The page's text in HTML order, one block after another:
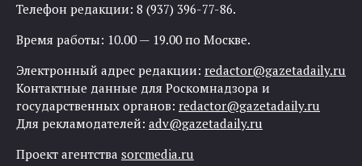
Телефон редакции: 8 (937) 396-77-86.
Время работы: 10.00 — 19.00 по Москве.
Электронный адрес редакции: redactor@gazetadaily.ru
Контактные данные для Роскомнадзора и
государственных органов: redactor@gazetadaily.ru
Для рекламодателей: adv@gazetadaily.ru
Проект агентства sorcmedia.ru